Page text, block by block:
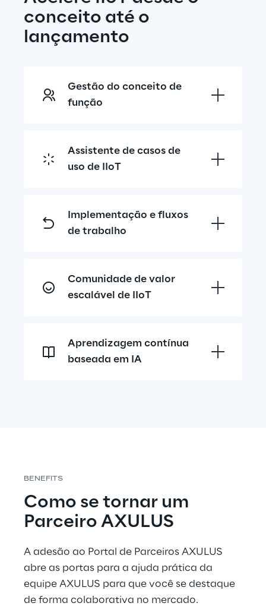
conceito até o
lançamento
Gestão do conceito de
função
Assistente de casos de
uso de IIoT
Implementação e fluxos
de trabalho
Comunidade de valor
escalável de IIoT
Aprendizagem contínua
baseada em IA
BENEFITS
Como se tornar um
Parceiro AXULUS
A adesão ao Portal de Parceiros AXULUS
abre as portas para a ajuda prática da
equipe AXULUS para que você se destaque
de forma colaborativa no mercado.